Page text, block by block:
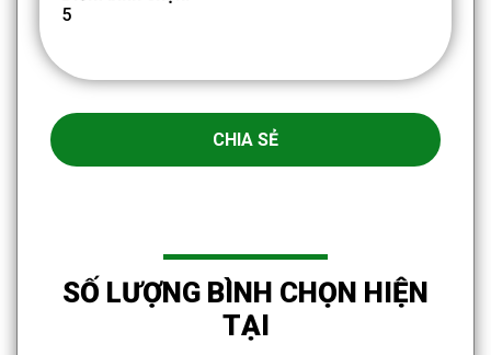
5
CHIA SẺ
SỐ LƯỢNG BÌNH CHỌN HIỆN
TẠI